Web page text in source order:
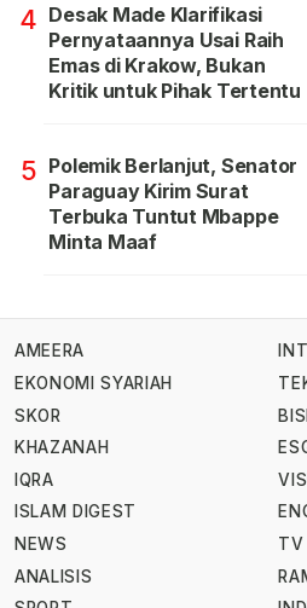
4 Desak Made Klarifikasi
Pernyataannya Usai Raih
Emas di Krakow, Bukan
Kritik untuk Pihak Tertentu
5 Polemik Berlanjut, Senator
Paraguay Kirim Surat
Terbuka Tuntut Mbappe
Minta Maaf
AMEERA
EKONOMI SYARIAH
SKOR
KHAZANAH
IQRA
ISLAM DIGEST
NEWS
ANALISIS
TV